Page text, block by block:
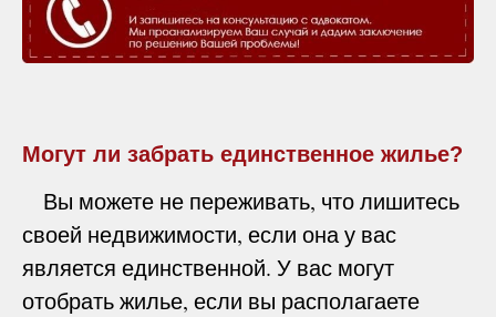
Могут ли забрать единственное жилье?
Вы можете не переживать, что лишитесь
своей недвижимости, если она у вас
является единственной. У вас могут
отобрать жилье, если вы располагаете